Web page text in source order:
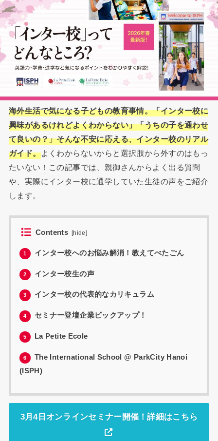
海外生活で気になる子どもの教育事情。「インター校に
興味があるけれどよくわからない」「うちの子を通わせ
て良いの？」そんな不安に応える、インター校のリアル
ガイド。よくわからないからと選択肢から外すのはもっ
たいない！この記事では、親御さんからよく出る質問
や、実際にインター校に通学していた生徒の声をご紹介
します。
Contents [hide]
1 インター校へのお悩み解消！教えてべたごん
2 インター校生の声
3 インター校の代表的なカリキュラム
4 セミナー登壇企業ピックアップ！
5 La Petite Ecole
6
The International School @ ParkCity Hanoi
(ISPH)
3月4日オンラインセミナー開催！詳細はこちら